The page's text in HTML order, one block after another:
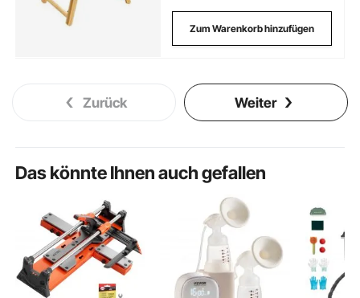
Zum Warenkorb hinzufügen
Zurück Weiter
Das könnte Ihnen auch gefallen